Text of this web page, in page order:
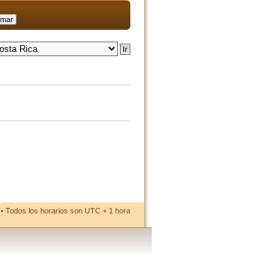
• Todos los horarios son UTC + 1 hora